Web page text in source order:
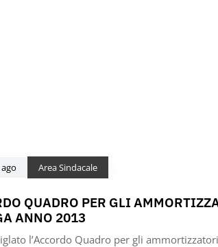
Area Sindacale
QUADRO PER GLI
ANNO 2013
l’Accordo Quadro per gli